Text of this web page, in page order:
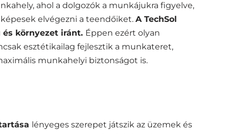
ahol a dolgozók a munkájukra figyelve,
elvégezni a teendőiket. A TechSol
környezet iránt. Éppen ezért olyan
esztétikailag fejlesztik a munkateret,
munkahelyi biztonságot is.
lényeges szerepet játszik az üzemek és